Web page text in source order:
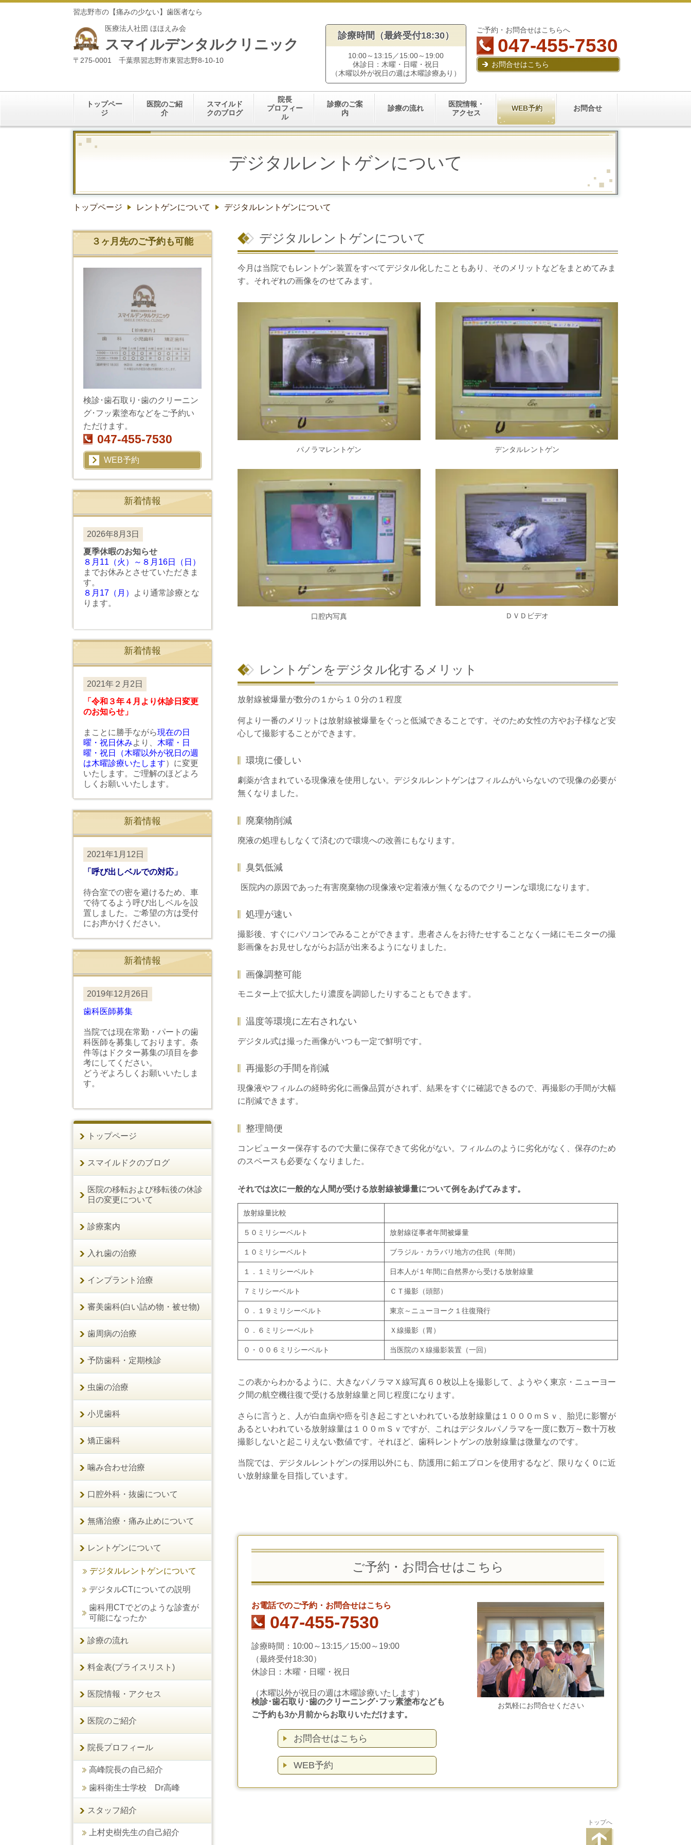
習志野市の【痛みの少ない】歯医者なら
医療法人社団 ほほえみ会
スマイルデンタルクリニック
〒275-0001 千葉県習志野市東習志野8-10-10
診療時間（最終受付18:30）
10:00～13:15／15:00～19:00
休診日：木曜・日曜​・祝日
（木曜以外が祝日の週は木曜診療あり）
ご予約・お問合せはこちらへ
047-455-7530
お問合せはこちら
トップペー
ジ
医院のご紹
介
スマイルド
クのブログ
院長
プロフィー
ル
診療のご案
内
診療の流れ
医院情報・
アクセス
WEB予約 お問合せ
デジタルレントゲンについて
トップページ レントゲンについて デジタルレントゲンについて
デジタルレントゲンについて
今月は当院でもレントゲン装置をすべてデジタル化したこともあり、そのメリットなどをまとめてみま
す。それぞれの画像をのせてみます。
パノラマレントゲン デンタルレントゲン
口腔内写真 ＤＶＤビデオ
レントゲンをデジタル化するメリット
放射線被爆量が数分の１から１０分の１程度
何より一番のメリットは放射線被爆量をぐっと低減できることです。そのため女性の方やお子様など安
心して撮影することができます。
環境に優しい
劇薬が含まれている現像液を使用しない。デジタルレントゲンはフィルムがいらないので現像の必要が
無くなりました。
廃棄物削減
廃液の処理もしなくて済むので環境への改善にもなります。
臭気低減
医院内の原因であった有害廃棄物の現像液や定着液が無くなるのでクリーンな環境になります。
処理が速い
撮影後、すぐにパソコンでみることができます。患者さんをお待たせすることなく一緒にモニターの撮
影画像をお見せしながらお話が出来るようになりました。
画像調整可能
モニター上で拡大したり濃度を調節したりすることもできます。
温度等環境に左右されない
デジタル式は撮った画像がいつも一定で鮮明です。
再撮影の手間を削減
現像液やフィルムの経時劣化に画像品質がされず、結果をすぐに確認できるので、再撮影の手間が大幅
に削減できます。
整理簡便
コンピューター保存するので大量に保存できて劣化がない。フィルムのように劣化がなく、保存のため
のスペースも必要なくなりました。
それでは次に一般的な人間が受ける放射線被爆量について例をあげてみます。
放射線量比較
５０ミリシーベルト 放射線従事者年間被爆量
１０ミリシーベルト ブラジル・カラバリ地方の住民（年間）
１．１ミリシーベルト 日本人が１年間に自然界から受ける放射線量
７ミリシーベルト ＣＴ撮影（頭部）
０．１９ミリシーベルト 東京～ニューヨーク１往復飛行
０．６ミリシーベルト Ｘ線撮影（胃）
０・００６ミリシーベルト 当医院のＸ線撮影装置（一回）
この表からわかるように、大きなパノラマＸ線写真６０枚以上を撮影して、ようやく東京・ニューヨー
ク間の航空機往復で受ける放射線量と同じ程度になります。
さらに言うと、人が白血病や癌を引き起こすといわれている放射線量は１０００ｍＳｖ、胎児に影響が
あるといわれている放射線量は１００ｍＳｖですが、これはデジタルパノラマを一度に数万～数十万枚
撮影しないと起こりえない数値です。それほど、歯科レントゲンの放射線量は微量なのです。
当院では、デジタルレントゲンの採用以外にも、防護用に鉛エプロンを使用するなど、限りなく０に近
い放射線量を目指しています。
ご予約・お問合せはこちら
お気軽にお問合せください
お電話でのご予約・お問合せはこちら
047-455-7530
診療時間：10:00～13:15／15:00～19:00
（最終受付18:30）
休診日：木曜・日曜・祝日
（木曜以外が祝日の週は木曜診療いたします）
検診･歯石取り･歯のクリーニング･フッ素塗布なども
ご予約も3か月前からお取りいただけます。
お問合せはこちら
WEB予約
トップへ
３ヶ月先のご予約も可能
検診･歯石取り･歯のクリーニン
グ･フッ素塗布などをご予約い
ただけます。
047-455-7530
WEB予約
新着情報
2026年8月3日
夏季休暇のお知らせ
８月11（火）～８月16日（日）
までお休みとさせていただきま
す。
８月17（月）
より通常診療とな
ります。
新着情報
2021年２月2日
「令和３年４月より休診日変更
のお知らせ」
まことに勝手ながら現在の日
曜・祝日休みより、 木曜・日
曜・祝日（木曜以外が祝日の週
は木曜診療いたします）に変更
いたします。ご理解のほどよろ
しくお願いいたします。
新着情報
2021年1月12日
「呼び出しベルでの対応」
待合室での密を避けるため、車
で待てるよう呼び出しベルを設
置しました。ご希望の方は受付
にお声かけください。
新着情報
2019年12月26日
歯科医師募集
当院では現在常勤・パートの歯
科医師を募集しております。条
件等はドクター募集の項目を参
考にしてください。
どうぞよろしくお願いいたしま
す。
トップページ
スマイルドクのブログ
医院の移転および移転後の休診
日の変更について
診療案内
入れ歯の治療
インプラント治療
審美歯科(白い詰め物・被せ物)
歯周病の治療
予防歯科・定期検診
虫歯の治療
小児歯科
矯正歯科
噛み合わせ治療
口腔外科・抜歯について
無痛治療・痛み止めについて
レントゲンについて
デジタルレントゲンについて
デジタルCTについての説明
歯科用CTでどのような診査が
可能になったか
診療の流れ
料金表(プライスリスト)
医院情報・アクセス
医院のご紹介
院長プロフィール
高峰院長の自己紹介
歯科衛生士学校 Dr高峰
スタッフ紹介
上村史樹先生の自己紹介